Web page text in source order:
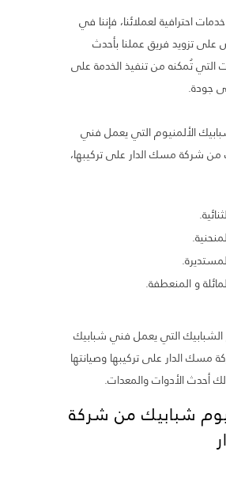
احترافية لعملائنا، فإننا في
تزويد فريق عملنا بأحدث
التي تُمكنه من تنفيذ الخدمة على
جودة.
الألمنيوم التي يعمل فني
من شركة مسك الدار على تركيبها،
و المنعطفة.
الشبابيك التي يعمل فني شبابيك
مسك الدار على تركيبها وصيانتها
أحدث الأدوات والمعدات.
شبابيك من شركة